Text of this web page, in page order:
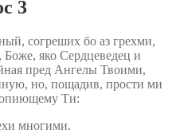
3
согреших бо аз грехми,
Боже, яко Сердцеведец и
пред Ангелы Твоими,
но, пощадив, прости ми
Ти:
многими.